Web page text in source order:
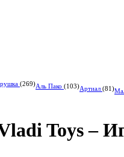
(269)Аль Пако (103)Артиал (81)
Toys –